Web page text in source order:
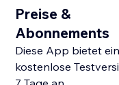
Preise &
Abonnements
Diese App bietet
kostenlose